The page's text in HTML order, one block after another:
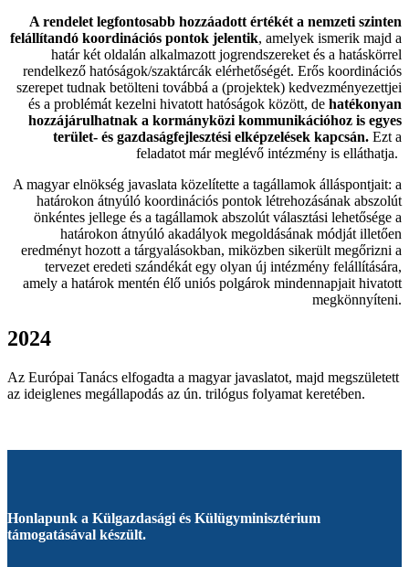
A rendelet legfontosabb hozzáadott értékét a nemzeti szinten
felállítandó koordinációs pontok jelentik, amelyek ismerik majd a
határ két oldalán alkalmazott jogrendszereket és a hatáskörrel
rendelkező hatóságok/szaktárcák elérhetőségét. Erős koordinációs
szerepet tudnak betölteni továbbá a (projektek) kedvezményezettjei
és a problémát kezelni hivatott hatóságok között, de hatékonyan
hozzájárulhatnak a kormányközi kommunikációhoz is egyes
terület- és gazdaságfejlesztési elképzelések kapcsán. Ezt a
feladatot már meglévő intézmény is elláthatja.
A magyar elnökség javaslata közelítette a tagállamok álláspontjait: a
határokon átnyúló koordinációs pontok létrehozásának abszolút
önkéntes jellege és a tagállamok abszolút választási lehetősége a
határokon átnyúló akadályok megoldásának módját illetően
eredményt hozott a tárgyalásokban, miközben sikerült megőrizni a
tervezet eredeti szándékát egy olyan új intézmény felállítására,
amely a határok mentén élő uniós polgárok mindennapjait hivatott
megkönnyíteni.
2024
Az Európai Tanács elfogadta a magyar javaslatot, majd megszületett
az ideiglenes megállapodás az ún. trilógus folyamat keretében.
Honlapunk a Külgazdasági és Külügyminisztérium
támogatásával készült.